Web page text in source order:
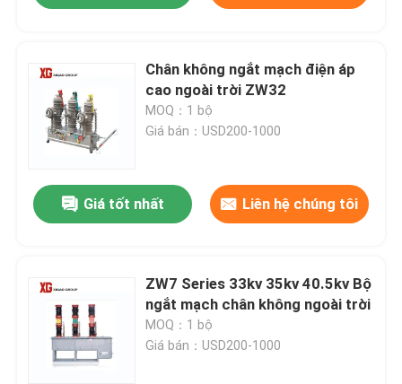
Chân không ngắt mạch điện áp
cao ngoài trời ZW32
MOQ：1 bộ
Giá bán：USD200-1000
Giá tốt nhất Liên hệ chúng tôi
ZW7 Series 33kv 35kv 40.5kv Bộ
ngắt mạch chân không ngoài trời
MOQ：1 bộ
Giá bán：USD200-1000